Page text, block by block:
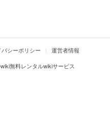
バシーポリシー
運営者情報
無料レンタルwikiサービス